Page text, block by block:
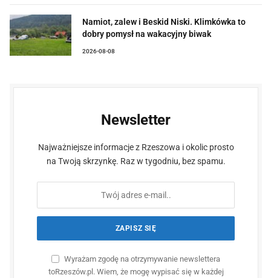
Namiot, zalew i Beskid Niski. Klimkówka to
dobry pomysł na wakacyjny biwak
2026-08-08
Newsletter
Najważniejsze informacje z Rzeszowa i okolic prosto
na Twoją skrzynkę. Raz w tygodniu, bez spamu.
Wyrażam zgodę na otrzymywanie newslettera
toRzeszów.pl. Wiem, że mogę wypisać się w każdej